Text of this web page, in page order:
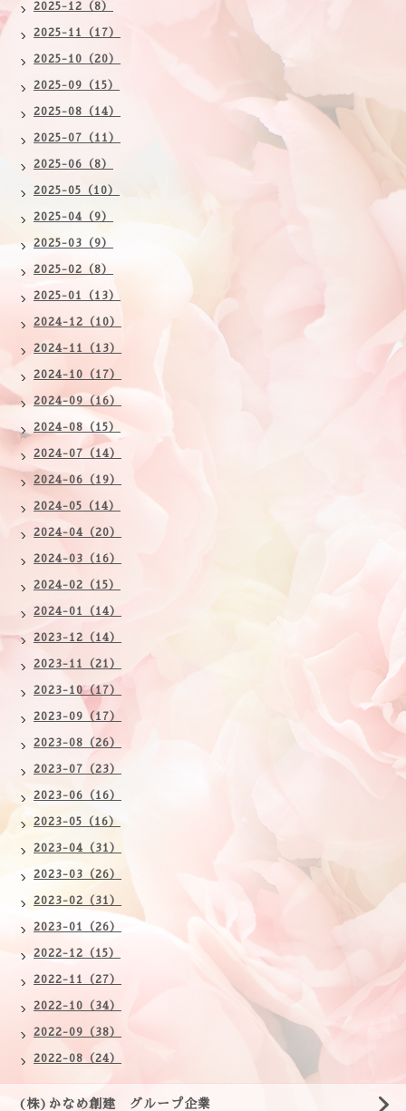
2025-12（8）
2025-11（17）
2025-10（20）
2025-09（15）
2025-08（14）
2025-07（11）
2025-06（8）
2025-05（10）
2025-04（9）
2025-03（9）
2025-02（8）
2025-01（13）
2024-12（10）
2024-11（13）
2024-10（17）
2024-09（16）
2024-08（15）
2024-07（14）
2024-06（19）
2024-05（14）
2024-04（20）
2024-03（16）
2024-02（15）
2024-01（14）
2023-12（14）
2023-11（21）
2023-10（17）
2023-09（17）
2023-08（26）
2023-07（23）
2023-06（16）
2023-05（16）
2023-04（31）
2023-03（26）
2023-02（31）
2023-01（26）
2022-12（15）
2022-11（27）
2022-10（34）
2022-09（38）
2022-08（24）
(株)かなめ創建 グループ企業